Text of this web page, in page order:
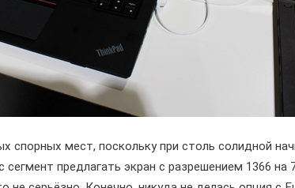
спорных мест, поскольку при столь солидной
сегмент предлагать экран с разрешением 1366 на